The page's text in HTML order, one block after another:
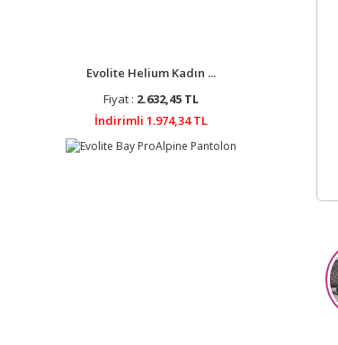
Evolite Helium Kadın ...
Fiyat : 2.632,45 TL
İndirimli 1.974,34 TL